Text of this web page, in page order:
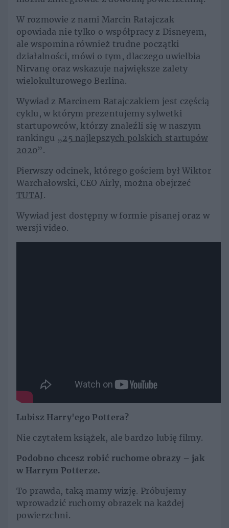
W rozmowie z nami Marcin Ratajczak
opowiada nie tylko o współpracy z Disneyem,
ale wspomina również trudne początki
działalności, mówi o tym, dlaczego uwielbia
Nirvanę oraz wskazuje największe zalety
wielokulturowego Berlina.
Wywiad z Marcinem Ratajczakiem jest częścią
cyklu, w którym prezentujemy sylwetki
startupowców, którzy znaleźli się w naszym
rankingu „25 najlepszych polskich startupów
2020”.
Pierwszy odcinek, którego gościem był Wiktor
Warchałowski, CEO Airly, można obejrzeć
TUTAJ.
Wywiad jest dostępny w formie pisanej oraz w
wersji video.
Lubisz Harry'ego Pottera?
Nie czytałem książek, ale bardzo lubię filmy.
Podobno chcesz robić ruchome obrazy – jak
w Harrym Potterze.
To prawda, taką mamy wizję. Próbujemy
wprowadzić ruchomy obrazek na każdej
powierzchni.